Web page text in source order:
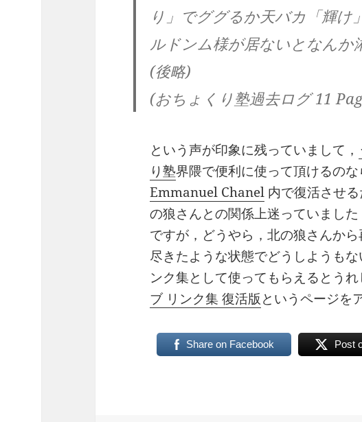
り」でググるか天バカ「輝け
ルドンム様が居ないとなんか
(後略)
(おちょくり塾過去ログ 11
という声が印象に残っていまして，
り塾界隈で便利に使って頂けるの
Emmanuel Chanel 内で復活させ
の狼さんとの関係上迷っていました
ですが，どうやら，北の狼さんか
尽きたような状態でどうしようも
ンク集として使ってもらえるとう
ブ リンク集 復活版というページを
Share on Facebook Post